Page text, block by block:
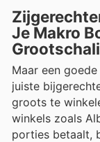
Je Makro
Maar een
juiste
groots te
winkels zoals
porties betaalt,